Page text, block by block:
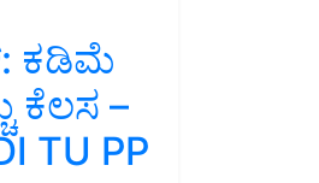
ಕಡಿಮೆ
ಕೆಲಸ –
TU PP